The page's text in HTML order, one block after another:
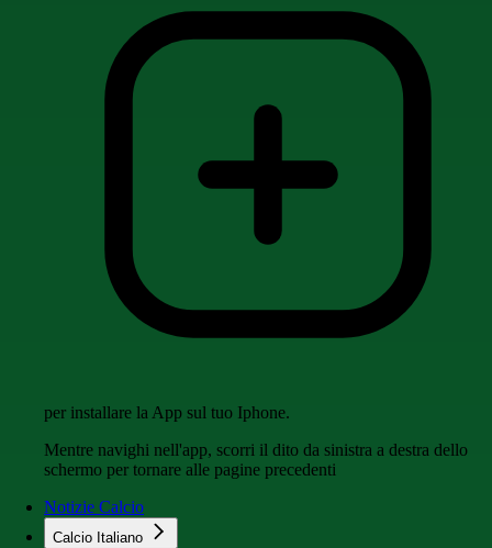
per installare la App sul tuo Iphone.
Mentre navighi nell'app, scorri il dito da sinistra a destra dello
schermo per tornare alle pagine precedenti
Notizie Calcio
Calcio Italiano